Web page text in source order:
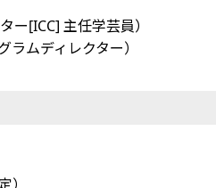
ー[ICC] 主任学芸員）
ムディレクター）